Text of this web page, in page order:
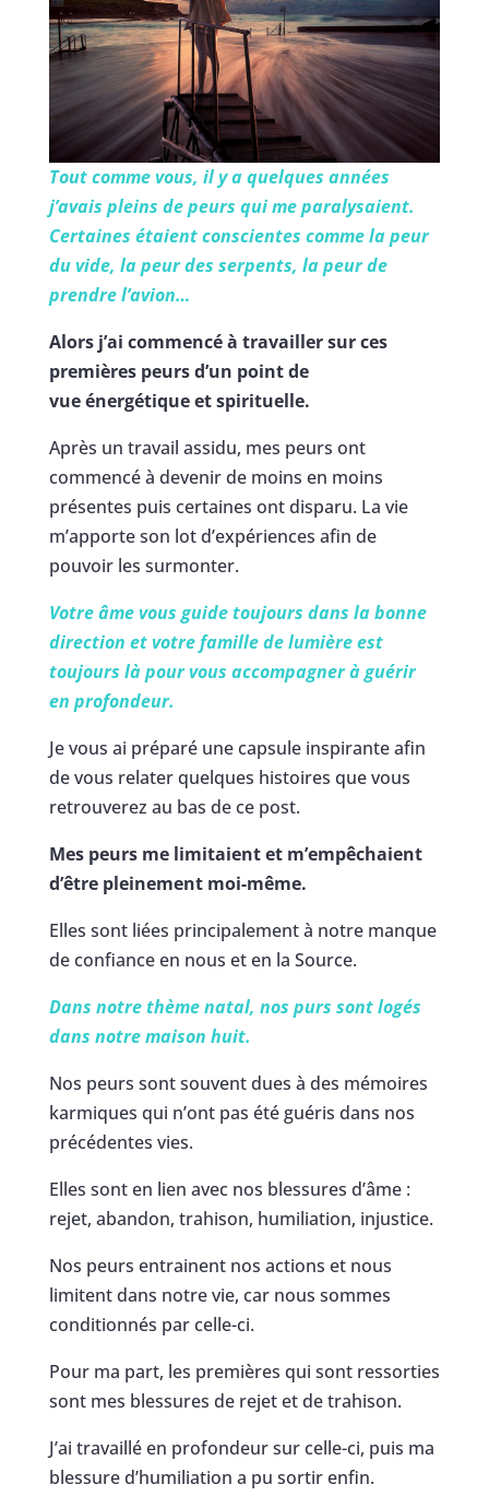
Tout comme vous, il y a quelques années
j’avais pleins de peurs qui me paralysaient.
Certaines étaient conscientes comme la peur
du vide, la peur des serpents, la peur de
prendre l’avion…
Alors j’ai commencé à travailler sur ces
premières peurs d’un point de
vue énergétique et spirituelle.
Après un travail assidu, mes peurs ont
commencé à devenir de moins en moins
présentes puis certaines ont disparu. La vie
m’apporte son lot d’expériences afin de
pouvoir les surmonter.
Votre âme vous guide toujours dans la bonne
direction et votre famille de lumière est
toujours là pour vous accompagner à guérir
en profondeur.
Je vous ai préparé une capsule inspirante afin
de vous relater quelques histoires que vous
retrouverez au bas de ce post.
Mes peurs me limitaient et m’empêchaient
d’être pleinement moi-même.
Elles sont liées principalement à notre manque
de confiance en nous et en la Source.
Dans notre thème natal, nos purs sont logés
dans notre maison huit.
Nos peurs sont souvent dues à des mémoires
karmiques qui n’ont pas été guéris dans nos
précédentes vies.
Elles sont en lien avec nos blessures d’âme :
rejet, abandon, trahison, humiliation, injustice.
Nos peurs entrainent nos actions et nous
limitent dans notre vie, car nous sommes
conditionnés par celle-ci.
Pour ma part, les premières qui sont ressorties
sont mes blessures de rejet et de trahison.
J’ai travaillé en profondeur sur celle-ci, puis ma
blessure d’humiliation a pu sortir enfin.